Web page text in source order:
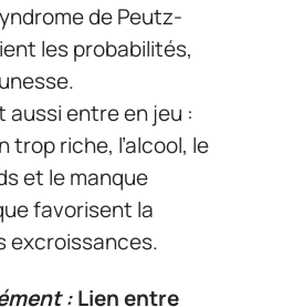
de Peutz-
les probabilités,
aussi entre en jeu :
trop riche, l’alcool, le
et le manque
favorisent la
excroissances.
:Lien entre